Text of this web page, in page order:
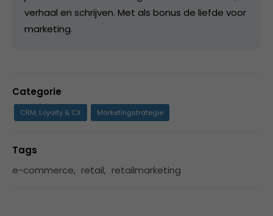
verhaal en schrijven. Met als bonus de liefde voor
marketing.
Categorie
CRM, Loyalty & CX Marketingstrategie
Tags
e-commerce, retail, retailmarketing